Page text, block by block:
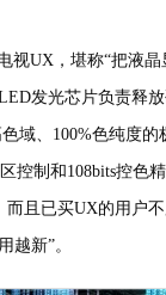
视UX，堪称“把液
发光芯片负责释
域、100%色纯度
控制和108bits控色
且已买UX的用户
越新”。